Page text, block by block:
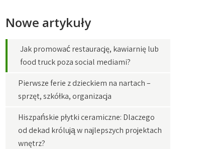
Nowe artykuły
Jak promować restaurację, kawiarnię lub
food truck poza social mediami?
Pierwsze ferie z dzieckiem na nartach –
sprzęt, szkółka, organizacja
Hiszpańskie płytki ceramiczne: Dlaczego
od dekad królują w najlepszych projektach
wnętrz?